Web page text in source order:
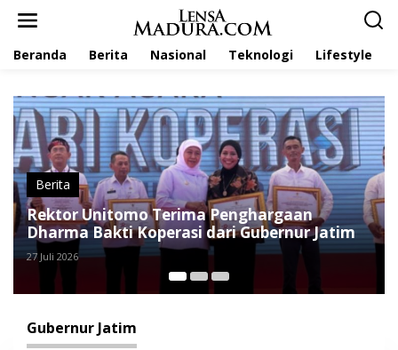
Beranda Berita Nasional Teknologi Lifestyle
Berita
Khofifah Tinjau Pembangunan Sekolah
Rakyat di Sampang, Apresiasi Lahan Terluas
se-Indonesia
24 Juli 2026
Gubernur Jatim